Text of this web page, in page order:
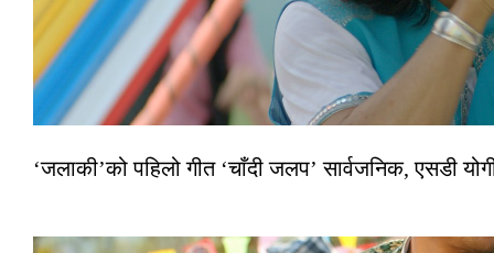
‘जलाकी’को पहिलो गीत ‘चाँदी जलप’ सार्वजनिक, एसडी